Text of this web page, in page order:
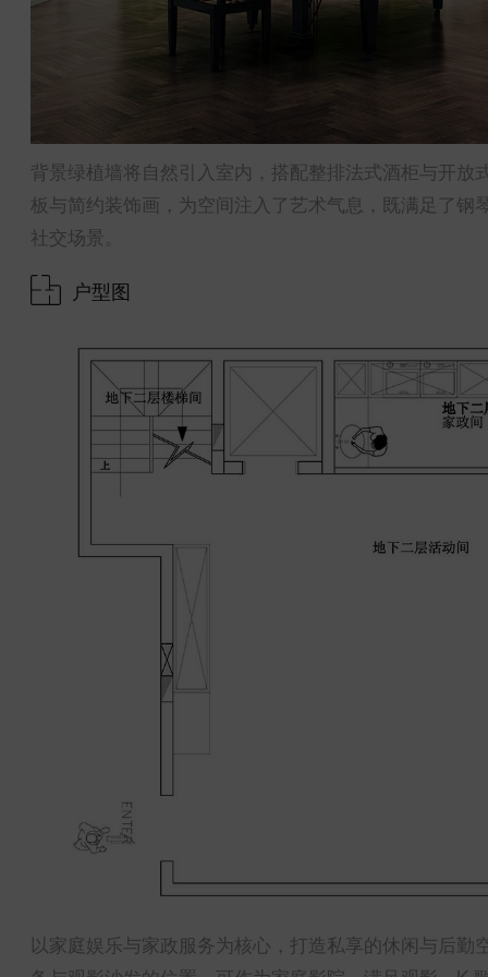
背景绿植墙将自然引入室内，搭配整排法式酒柜与开
板与简约装饰画，为空间注入了艺术气息，既满足了
社交场景。
户型图
以家庭娱乐与家政服务为核心，打造私享的休闲与后